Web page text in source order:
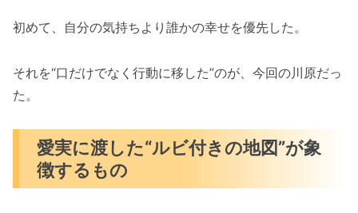
初めて、自分の気持ちより誰かの幸せを優先した。
それを“口だけでなく行動に移した”のが、今回の川原だっ
た。
愛実に渡した“ルビ付きの地図”が象
徴するもの